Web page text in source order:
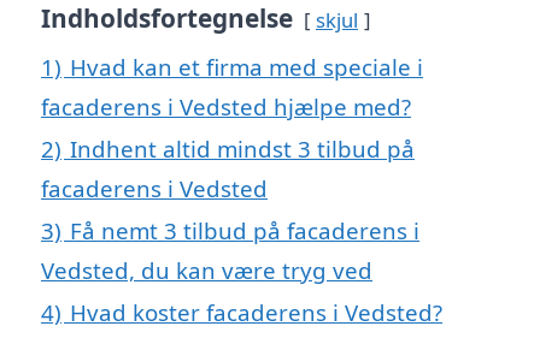
Indholdsfortegnelse skjul
1) Hvad kan et firma med speciale i
facaderens i Vedsted hjælpe med?
2) Indhent altid mindst 3 tilbud på
facaderens i Vedsted
3) Få nemt 3 tilbud på facaderens i
Vedsted, du kan være tryg ved
4) Hvad koster facaderens i Vedsted?